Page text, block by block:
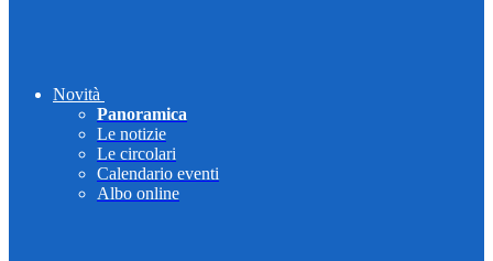
Novità
Panoramica
Le notizie
Le circolari
Calendario eventi
Albo online